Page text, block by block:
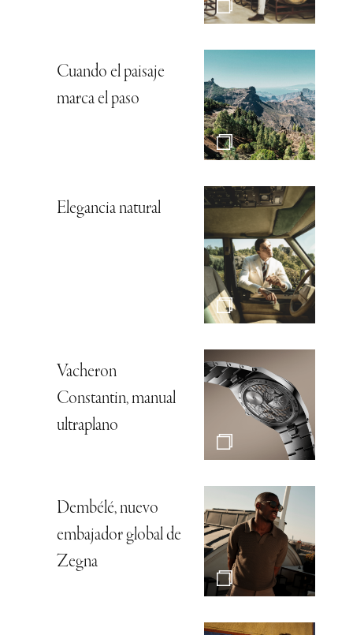
Cuando el paisaje
marca el paso
Elegancia natural
Vacheron
Constantin, manual
ultraplano
Dembélé, nuevo
embajador global de
Zegna